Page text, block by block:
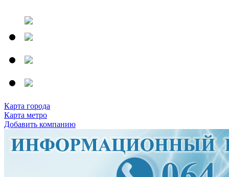
Карта города
Карта метро
Добавить компанию